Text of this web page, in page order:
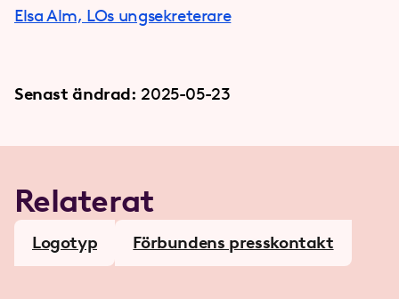
Elsa Alm, LOs ungsekreterare
Senast ändrad: 2025-05-23
Relaterat
Logotyp Förbundens presskontakt